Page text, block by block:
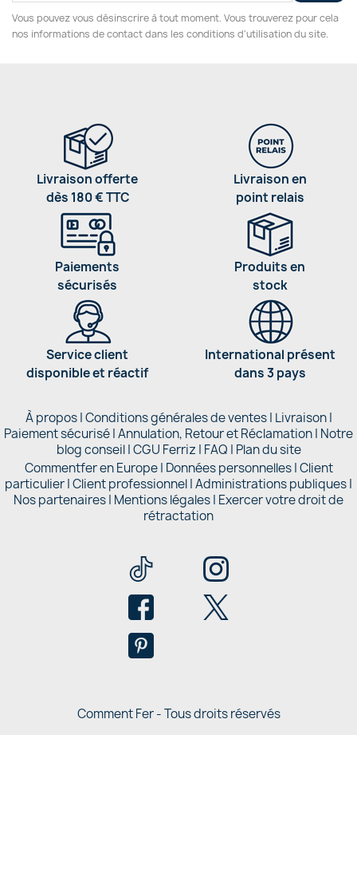
Vous pouvez vous désinscrire à tout moment. Vous trouverez pour cela
nos informations de contact dans les conditions d'utilisation du site.
Livraison offerte
dès 180 € TTC
Livraison en
point relais
Paiements
sécurisés
Produits en
stock
Service client
disponible et réactif
International présent
dans 3 pays
À propos|Conditions générales de ventes| Livraison|
Paiement sécurisé|Annulation, Retour et Réclamation| Notre
blog conseil|CGU Ferriz | FAQ | Plan du site
Commentfer en Europe| Données personnelles|Client
particulier|Client professionnel|Administrations publiques|
Nos partenaires | Mentions légales| Exercer votre droit de
rétractation
Comment Fer - Tous droits réservés